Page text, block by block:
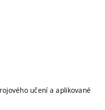
učení a aplikované